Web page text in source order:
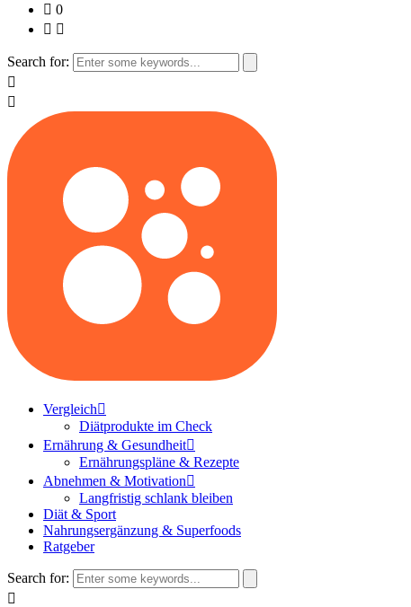
0
Search for:
Vergleich
Diätprodukte im Check
Ernährung & Gesundheit
Ernährungspläne & Rezepte
Abnehmen & Motivation
Langfristig schlank bleiben
Diät & Sport
Nahrungsergänzung & Superfoods
Ratgeber
Search for: